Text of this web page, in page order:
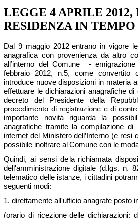
LEGGE 4 APRILE
RESIDENZA IN
Dal 9 maggio 2012 entrano in vigore
anagrafica con provenienza da altro
all’interno del Comune - emigrazione
febbraio 2012, n.5, come convertito
introduce nuove disposizioni in materia
effettuare le dichiarazioni anagrafiche
decreto del Presidente della
procedimento di registrazione e di
importante novità riguarda la
anagrafiche tramite la compilazione
internet del Ministero dell’Interno (e
possibile inoltrare al Comune con le
Quindi, ai sensi della richiamata
dell'amministrazione digitale (d.lgs. n.
telematico delle istanze, i cittadini
seguenti modi:
1. direttamente all'ufficio anagrafe posto
(orario di ricezione delle dichiarazioni: